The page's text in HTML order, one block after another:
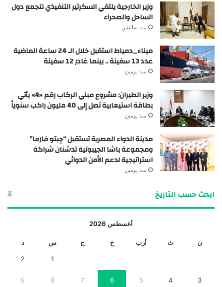
وزير الخارجية يلتقي السكرتير التنفيذي لتجمع دول
الساحل والصحراء
منذ ساعتين
ميناء_دمياط استقبل خلال الـ 24 ساعة الماضية
عدد 13 سفينة .. بينما غادر 12 سفينة
منذ يومين
وزير الطيران: مشروع مبني الركاب رقم «4» يأتي
بطاقة استيعابية تصل إلى 40 مليون راكب سنوياً
منذ يومين
مدينة الدواء المصرية تستقبل “چبتو فارما”
ومجموعة باشا الجيبوتية تدشنان شراكة
استراتيجية لدعم الأمن الدوائي
منذ يومين
ابحث حسب التاريخ
أغسطس 2026
ن ث أرب خ ج س د
1
2
3
4
5
6
7
8
9